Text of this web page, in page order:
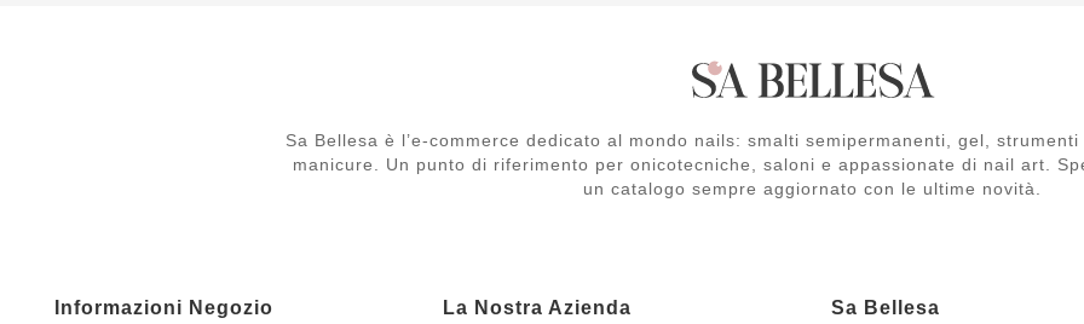
Sa Bellesa è l’e-commerce dedicato al mondo nails: smalti semipermanenti, gel,
manicure. Un punto di riferimento per onicotecniche, saloni e appassionate di nail art.
un catalogo sempre aggiornato con le ultime novità.
Informazioni Negozio La Nostra Azienda Sa Bellesa